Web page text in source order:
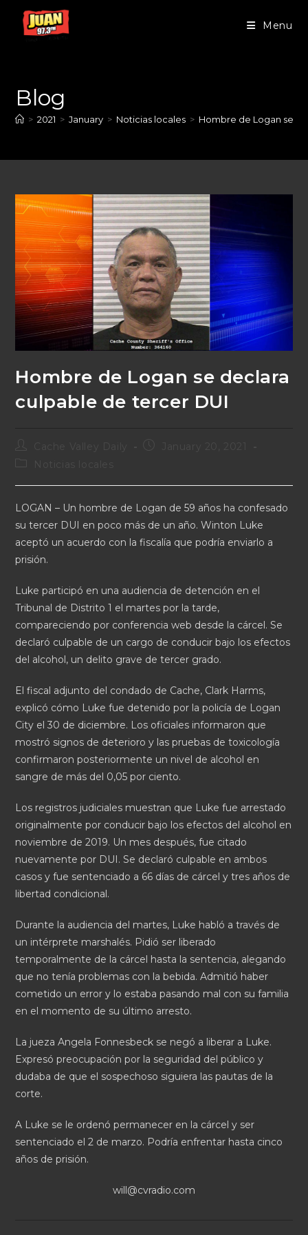
Menu
Blog
> 2021 > January > Noticias locales > Hombre de Logan se
Hombre de Logan se declara
culpable de tercer DUI
Noticias locales
LOGAN – Un hombre de Logan de 59 años ha confesado
su tercer DUI en poco más de un año. Winton Luke
aceptó un acuerdo con la fiscalía que podría enviarlo a
prisión.
Luke participó en una audiencia de detención en el
Tribunal de Distrito 1 el martes por la tarde,
compareciendo por conferencia web desde la cárcel. Se
declaró culpable de un cargo de conducir bajo los efectos
del alcohol, un delito grave de tercer grado.
El fiscal adjunto del condado de Cache, Clark Harms,
explicó cómo Luke fue detenido por la policía de Logan
City el 30 de diciembre. Los oficiales informaron que
mostró signos de deterioro y las pruebas de toxicología
confirmaron posteriormente un nivel de alcohol en
sangre de más del 0,05 por ciento.
Los registros judiciales muestran que Luke fue arrestado
originalmente por conducir bajo los efectos del alcohol en
noviembre de 2019. Un mes después, fue citado
nuevamente por DUI. Se declaró culpable en ambos
casos y fue sentenciado a 66 días de cárcel y tres años de
libertad condicional.
Durante la audiencia del martes, Luke habló a través de
un intérprete marshalés. Pidió ser liberado
temporalmente de la cárcel hasta la sentencia, alegando
que no tenía problemas con la bebida. Admitió haber
cometido un error y lo estaba pasando mal con su familia
en el momento de su último arresto.
La jueza Angela Fonnesbeck se negó a liberar a Luke.
Expresó preocupación por la seguridad del público y
dudaba de que el sospechoso siguiera las pautas de la
corte.
A Luke se le ordenó permanecer en la cárcel y ser
sentenciado el 2 de marzo. Podría enfrentar hasta cinco
años de prisión.
will@cvradio.com